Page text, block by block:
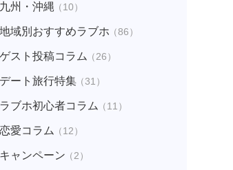
九州・沖縄（10）
地域別おすすめラブホ（86）
ゲスト投稿コラム（26）
デート旅行特集（31）
ラブホ初心者コラム（11）
恋愛コラム（12）
キャンペーン（2）